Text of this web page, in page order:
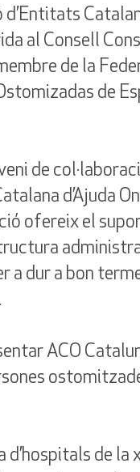
al Consell
de la
de
de
d’Ajuda
ofereix el
dur a bon
ACO
d’hospitals de la